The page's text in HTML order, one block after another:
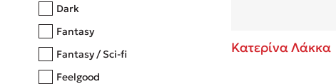
Dark
Fantasy
Fantasy / Sci-fi
Feelgood
Κατερίνα Λάκκα